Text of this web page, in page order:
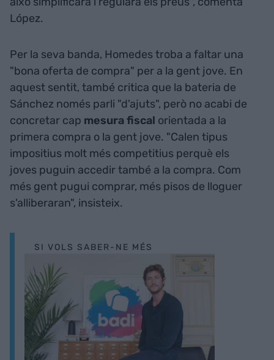
López.
Per la seva banda, Homedes troba a faltar una
"bona oferta de compra" per a la gent jove. En
aquest sentit, també critica que la bateria de
Sánchez només parli "d'ajuts", però no acabi de
concretar cap mesura fiscal orientada a la
primera compra o la gent jove. "Calen tipus
impositius molt més competitius perquè els
joves puguin accedir també a la compra. Com
més gent pugui comprar, més pisos de lloguer
s'alliberaran", insisteix.
SI VOLS SABER-NE MÉS